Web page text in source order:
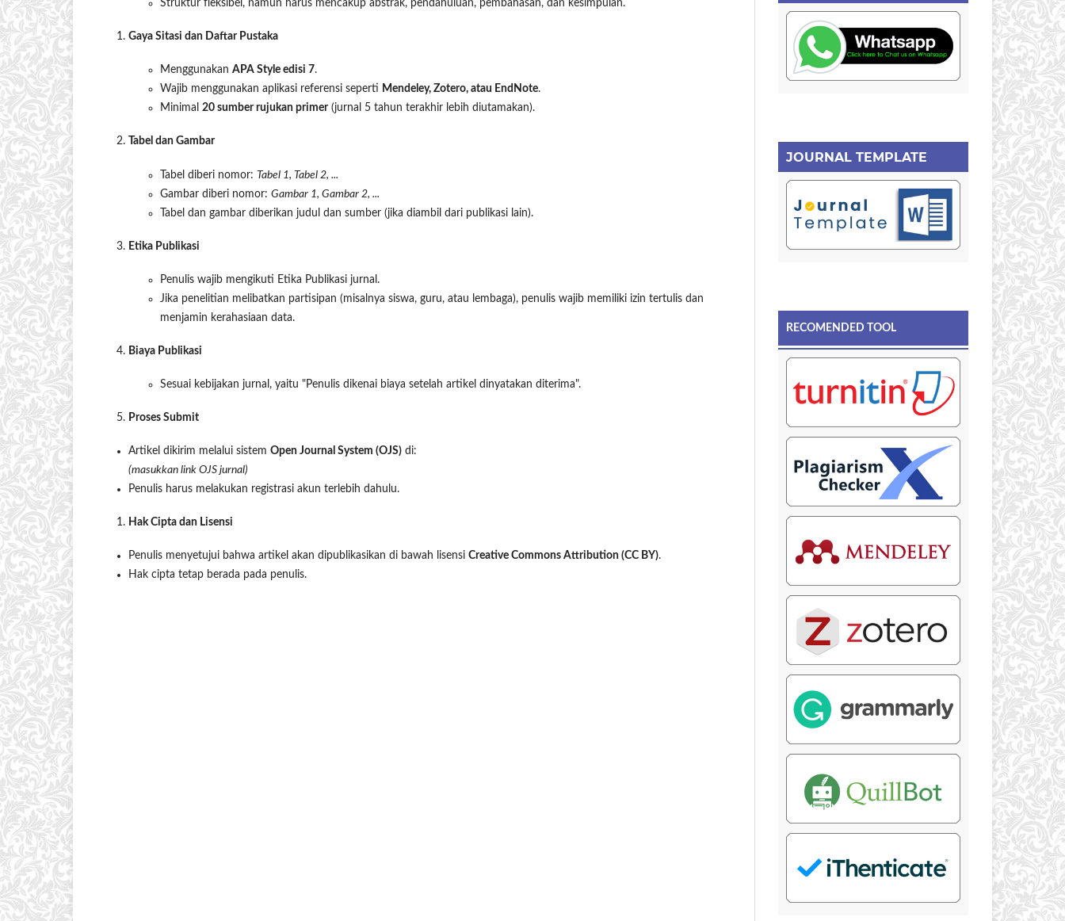
Struktur fleksibel, namun harus mencakup abstrak, pendahuluan, pembahasan, dan kesimpulan.
Gaya Sitasi dan Daftar Pustaka
Menggunakan APA Style edisi 7.
Wajib menggunakan aplikasi referensi seperti Mendeley, Zotero, atau EndNote.
Minimal 20 sumber rujukan primer(jurnal 5 tahun terakhir lebih diutamakan).
Tabel dan Gambar
Tabel diberi nomor: Tabel 1, Tabel 2, ...
Gambar diberi nomor: Gambar 1, Gambar 2, ...
Tabel dan gambar diberikan judul dan sumber (jika diambil dari publikasi lain).
Etika Publikasi
Penulis wajib mengikuti Etika Publikasi jurnal.
Jika penelitian melibatkan partisipan (misalnya siswa, guru, atau lembaga), penulis wajib memiliki izin tertulis dan
menjamin kerahasiaan data.
Biaya Publikasi
Sesuai kebijakan jurnal, yaitu "Penulis dikenai biaya setelah artikel dinyatakan diterima".
Proses Submit
Artikel dikirim melalui sistem Open Journal System (OJS) di:
(masukkan link OJS jurnal)
Penulis harus melakukan registrasi akun terlebih dahulu.
Hak Cipta dan Lisensi
Penulis menyetujui bahwa artikel akan dipublikasikan di bawah lisensi Creative Commons Attribution (CC BY).
Hak cipta tetap berada pada penulis.
JOURNAL TEMPLATE
RECOMENDED TOOL